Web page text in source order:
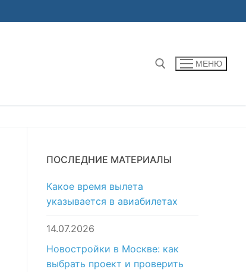
МЕНЮ
ПОСЛЕДНИЕ МАТЕРИАЛЫ
Какое время вылета
указывается в авиабилетах
14.07.2026
Новостройки в Москве: как
выбрать проект и проверить